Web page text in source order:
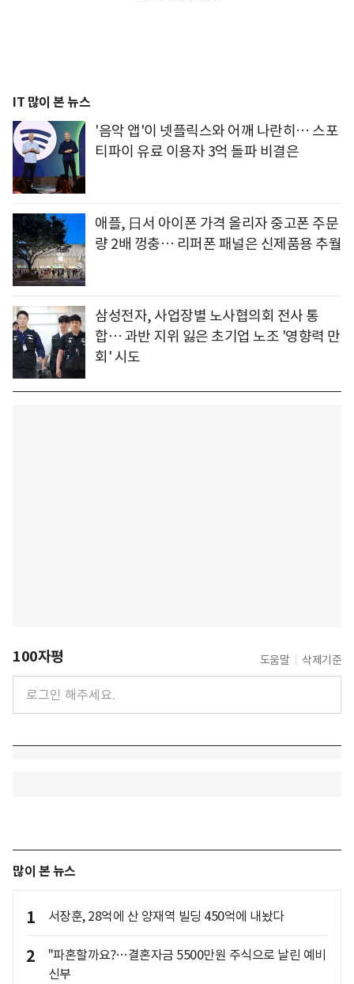
IT 많이 본 뉴스
'음악 앱'이 넷플릭스와 어깨 나란히… 스포
티파이 유료 이용자 3억 돌파 비결은
애플, 日서 아이폰 가격 올리자 중고폰 주문
량 2배 껑충… 리퍼폰 패널은 신제품용 추월
삼성전자, 사업장별 노사협의회 전사 통
합… 과반 지위 잃은 초기업 노조 '영향력 만
회' 시도
100자평 도움말 삭제기준
많이 본 뉴스
1 서장훈, 28억에 산 양재역 빌딩 450억에 내놨다
2
"파혼할까요?…결혼자금 5500만원 주식으로 날린 예비
신부